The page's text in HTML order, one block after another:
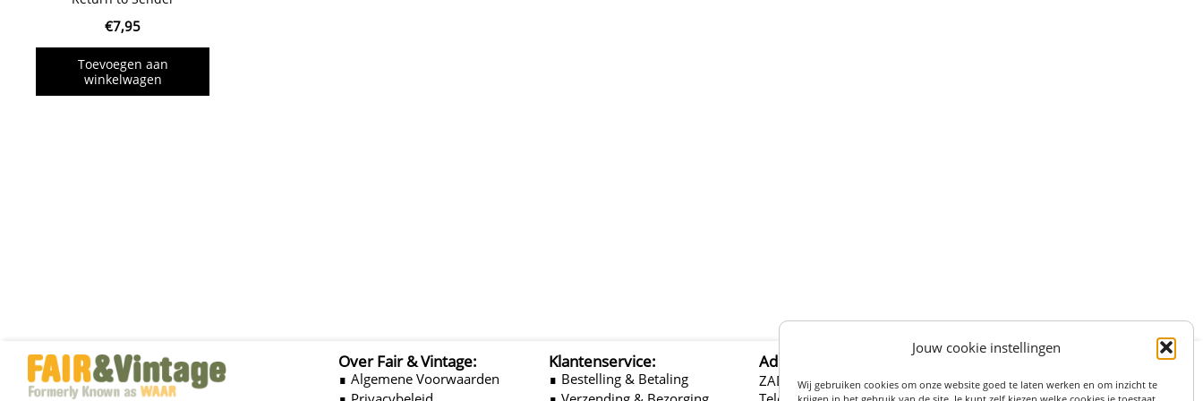
Jouw cookie instellingen
Wij gebruiken cookies om onze website goed te laten werken en om inzicht te
krijgen in het gebruik van de site. Je kunt zelf kiezen welke cookies je toestaat.
€7,95
Toevoegen aan
winkelwagen
Over Fair & Vintage:
∎ Algemene Voorwaarden
Klantenservice:
∎ Bestelling & Betaling
Adres:
ZADELSTRAAT 27, 3511LS UTRECHT (centrum)